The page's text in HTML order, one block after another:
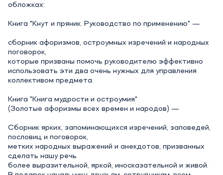
обложках:
Книга "Кнут и пряник. Руководство по применению" —
сборник афоризмов, остроумных изречений и народных
поговорок,
которые призваны помочь руководителю эффективно
использовать эти два очень нужных для управления
коллективом предмета.
Книга "Книга мудрости и остроумия"
(Золотые афоризмы всех времен и народов) —
Сборник ярких, запоминающихся изречений, заповедей,
пословиц и поговорок,
метких народных выражений и анекдотов, призванных
сделать нашу речь
более выразительной, яркой, иносказательной и живой.